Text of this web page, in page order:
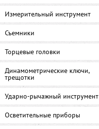
Измерительный инструмент
Съемники
Торцевые головки
Динамометрические ключи,
трещотки
Ударно-рычажный инструмент
Осветительные приборы